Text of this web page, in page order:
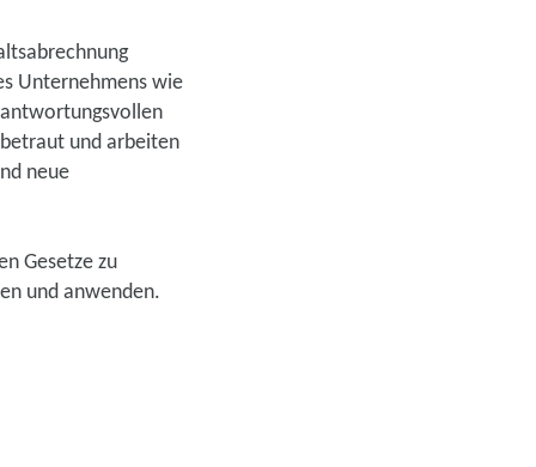
Unternehmens wie
und arbeiten
neue
Gesetze zu
und anwenden.